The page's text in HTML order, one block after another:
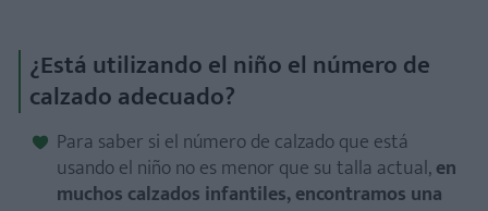
¿Está utilizando el niño el número de
calzado adecuado?
Para saber si el número de calzado que está
usando el niño no es menor que su talla actual,en
muchos calzados infantiles, encontramos una